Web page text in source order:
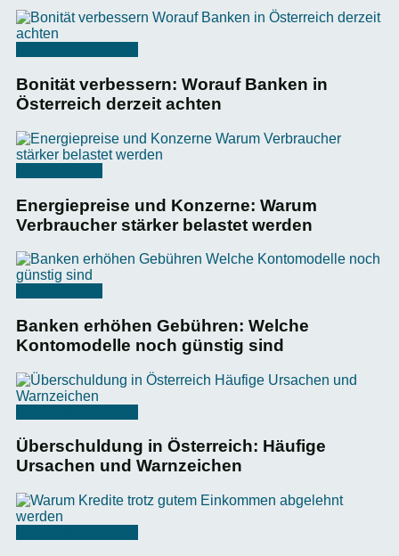
Bonität verbessern: Worauf Banken in
Österreich derzeit achten
Energiepreise und Konzerne: Warum
Verbraucher stärker belastet werden
Banken erhöhen Gebühren: Welche
Kontomodelle noch günstig sind
Überschuldung in Österreich: Häufige
Ursachen und Warnzeichen